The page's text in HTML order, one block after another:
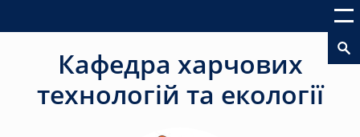
Кафедра харчових
технологій та екології